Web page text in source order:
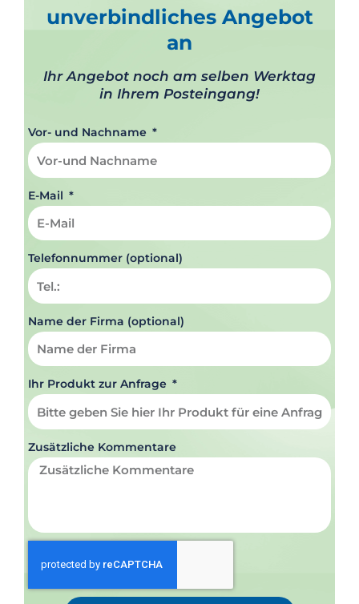
unverbindliches Angebot
an
Ihr Angebot noch am selben Werktag
in Ihrem Posteingang!
Vor- und Nachname
E-Mail
Telefonnummer (optional)
Name der Firma (optional)
Ihr Produkt zur Anfrage
Zusätzliche Kommentare